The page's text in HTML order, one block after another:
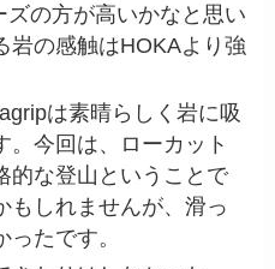
ズの方が高いかなと思い
岩の感触はHOKAより強
は素晴らしく岩に吸
。今回は、ローカット
的な登山ということで
もしれませんが、滑っ
たです。